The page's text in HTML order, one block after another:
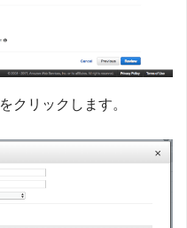
をクリックします。